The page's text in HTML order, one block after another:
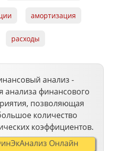
амортизация
расходы
анализ -
анализа финансового
позволяющая
количество
коэффициентов.
Онлайн